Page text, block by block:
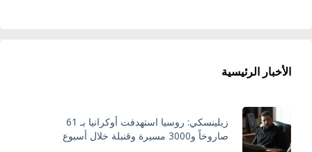
الأخبار الرئيسية
زيلينسكي: روسيا استهدفت أوكرانيا بـ 61
صاروخاً و3000 مسيرة وقنبلة خلال أسبوع